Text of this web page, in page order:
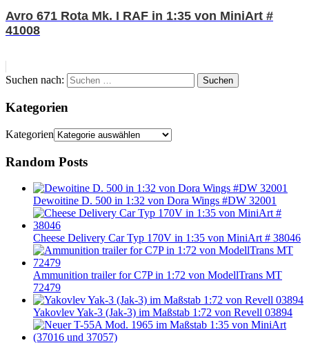
Avro 671 Rota Mk. I RAF in 1:35 von MiniArt #
41008
Suchen nach: Suchen
Kategorien
Kategorien
Random Posts
Dewoitine D. 500 in 1:32 von Dora Wings #DW 32001
Cheese Delivery Car Typ 170V in 1:35 von MiniArt # 38046
Ammunition trailer for C7P in 1:72 von ModellTrans MT
72479
Yakovlev Yak-3 (Jak-3) im Maßstab 1:72 von Revell 03894